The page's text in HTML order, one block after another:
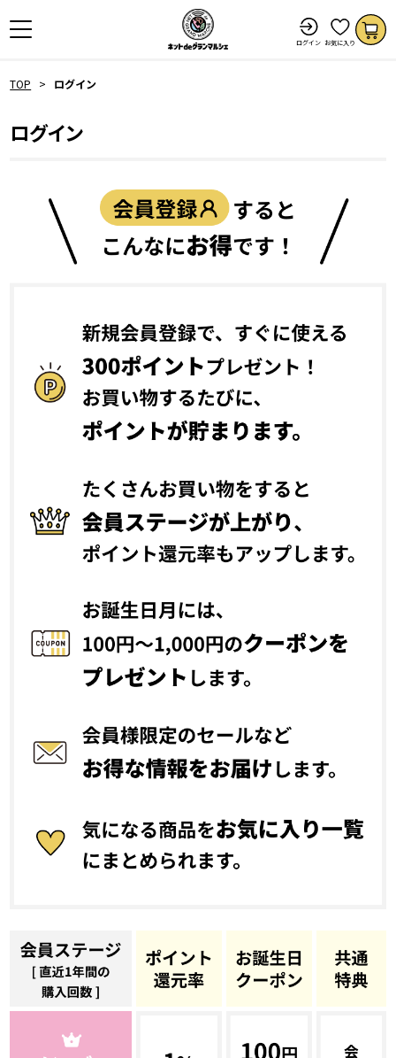
ログイン お気に入り
TOP ログイン
ログイン